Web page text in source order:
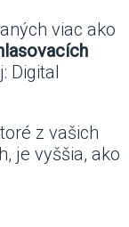
viac ako
Digital
z vašich
je vyššia, ako